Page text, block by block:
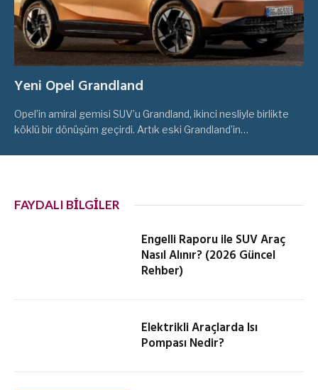
Yeni Opel Grandland
Opel’in amiral gemisi SUV’u Grandland, ikinci nesliyle birlikte
köklü bir dönüşüm geçirdi. Artık eski Grandland’in…
FAYDALI BİLGİLER
Engelli Raporu ile SUV Araç
Nasıl Alınır? (2026 Güncel
Rehber)
Elektrikli Araçlarda Isı
Pompası Nedir?